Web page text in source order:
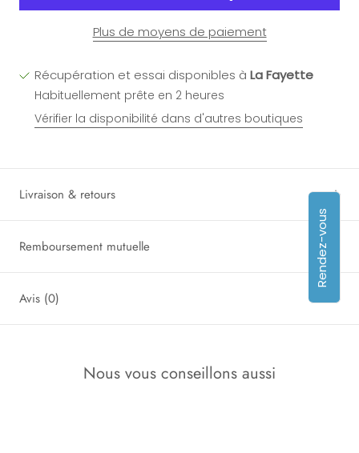
Rendez-vous
Plus de moyens de paiement
Récupération et essai disponibles à La Fayette
Habituellement prête en 2 heures
Vérifier la disponibilité dans d'autres boutiques
Livraison & retours
Remboursement mutuelle
Avis (0)
Nous vous conseillons aussi